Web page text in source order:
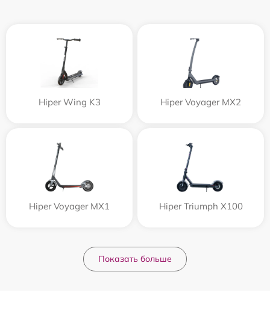
Hiper Wing K3 Hiper Voyager MX2
Hiper Voyager MX1 Hiper Triumph X100
Показать больше